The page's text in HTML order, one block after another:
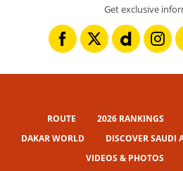
Get exclusive
ROUTE 2026 RANKINGS
DAKAR WORLD
DISCOVER SAUDI
VIDEOS & PHOTOS